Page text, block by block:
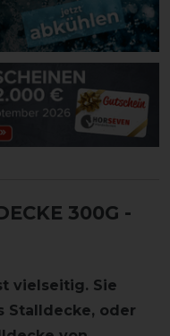
300G -
vielseitig. Sie
Stalldecke, oder